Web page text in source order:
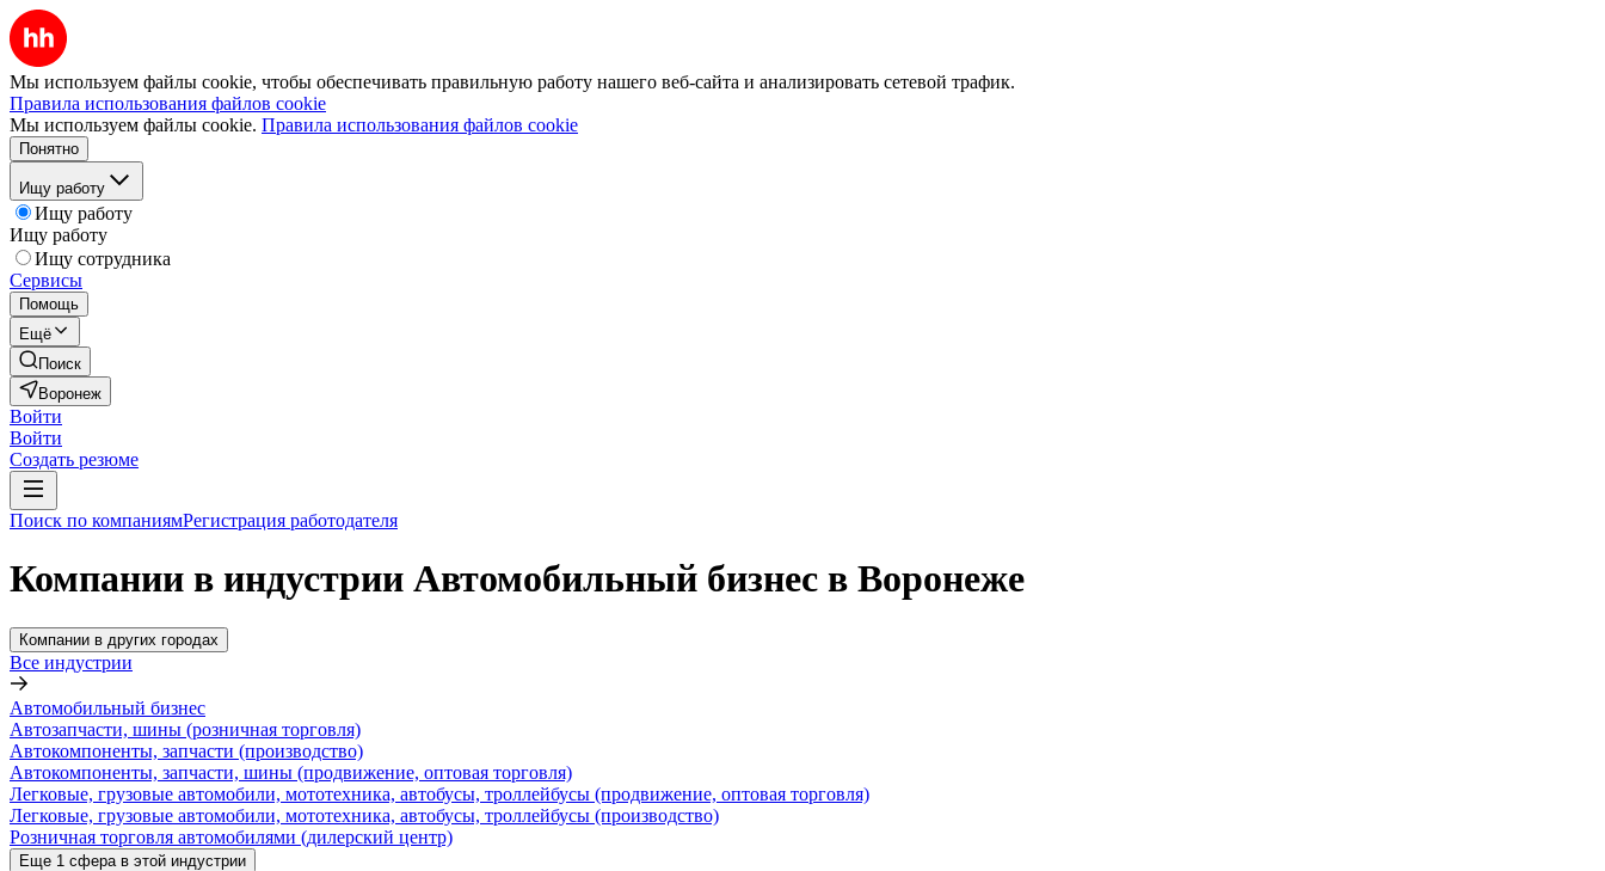
Мы используем файлы cookie, чтобы обеспечивать правильную работу нашего веб-сайта и анализировать сетевой трафик.
Правила использования файлов cookie
Мы используем файлы cookie. Правила использования файлов cookie
Понятно
Ищу работу
Ищу работу
Ищу работу
Ищу сотрудника
Сервисы
Помощь
Ещё
Поиск
Воронеж
Войти
Войти
Создать резюме
Поиск по компаниямРегистрация работодателя
Компании в индустрии Автомобильный бизнес в Воронеже
Компании в других городах
Все индустрии
Автомобильный бизнес
Автозапчасти, шины (розничная торговля)
Автокомпоненты, запчасти (производство)
Автокомпоненты, запчасти, шины (продвижение, оптовая торговля)
Легковые, грузовые автомобили, мототехника, автобусы, троллейбусы (продвижение, оптовая торговля)
Легковые, грузовые автомобили, мототехника, автобусы, троллейбусы (производство)
Розничная торговля автомобилями (дилерский центр)
Еще 1 сфера в этой индустрии